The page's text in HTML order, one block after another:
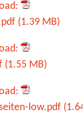
(1.39 MB)
(1.55 MB)
low.pdf